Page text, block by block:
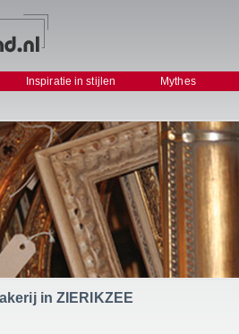
Inspiratie in stijlen Mythes
in ZIERIKZEE